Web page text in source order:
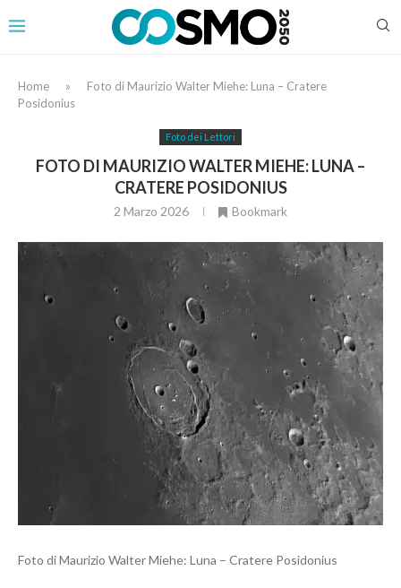
Home »
Foto di Maurizio Walter Miehe: Luna – Cratere
Posidonius
Foto dei Lettori
FOTO DI MAURIZIO WALTER MIEHE: LUNA –
CRATERE POSIDONIUS
2 Marzo 2026 Bookmark
Foto di Maurizio Walter Miehe: Luna – Cratere Posidonius